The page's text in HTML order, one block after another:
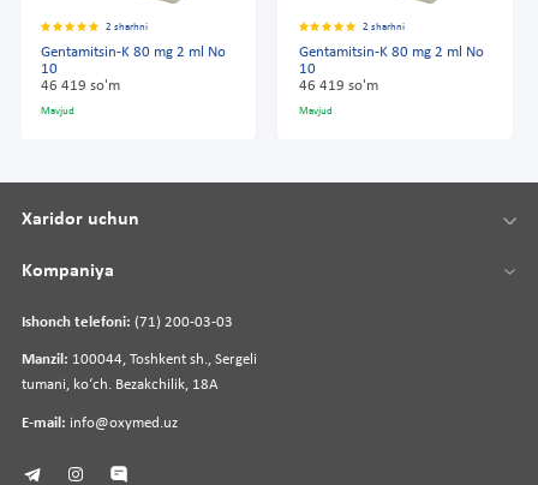
2 sharhni
Gentamitsin-K 80 mg 2 ml No
10
46 419 so'm
Mavjud
2 sharhni
Gentamitsin-K 80 mg 2 ml No
10
46 419 so'm
Mavjud
Ishonch telefoni: (71) 200-03-03
Manzil: 100044, Toshkent sh., Sergeli
tumani, koʻch. Bezakchilik, 18A
E-mail: info@oxymed.uz
Xaridor uchun
Kompaniya